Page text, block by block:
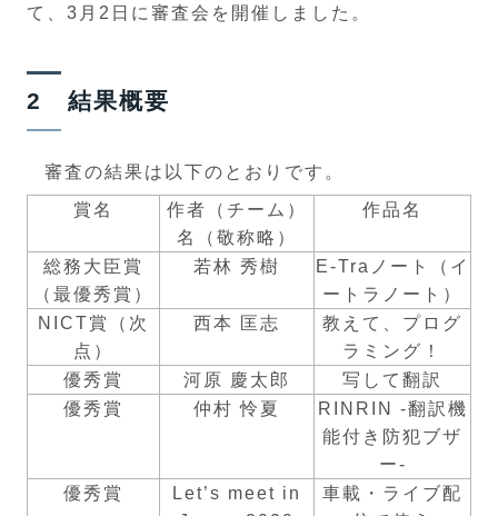
て、3月2日に審査会を開催しました。
2 結果概要
審査の結果は以下のとおりです。
賞名
作者（チーム）
名（敬称略）
作品名
総務大臣賞
（最優秀賞）
若林 秀樹
E-Traノート（イ
ートラノート）
NICT賞（次
点）
西本 匡志
教えて、プログ
ラミング！
優秀賞
河原 慶太郎
写して翻訳
優秀賞
仲村 怜夏
RINRIN -翻訳機
能付き防犯ブザ
ー-
優秀賞
Let’s meet in
車載・ライブ配